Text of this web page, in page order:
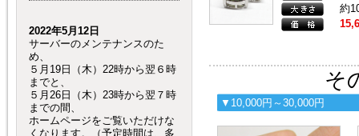
2022年5月12日
サーバーのメンテナンスのた
め、
５月19日（木）22時から翌６時
までと、
５月26日（木）23時から翌７時
までの間、
ホームページをご覧いただけな
くなります。（予定時間は、多
約
そ
▼10,000円～30,000円